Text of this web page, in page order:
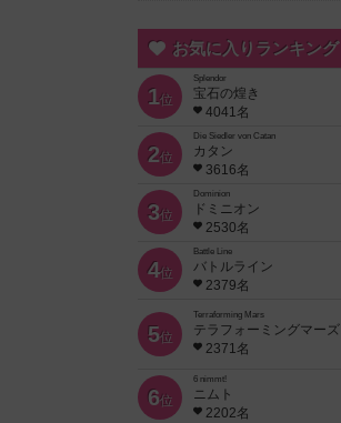
お気に入りランキング
1位
Splendor
宝石の煌き
4041名
2位
Die Siedler von Catan
カタン
3616名
3位
Dominion
ドミニオン
2530名
4位
Battle Line
バトルライン
2379名
5位
Terraforming Mars
テラフォーミングマーズ
2371名
6位
6 nimmt!
ニムト
2202名